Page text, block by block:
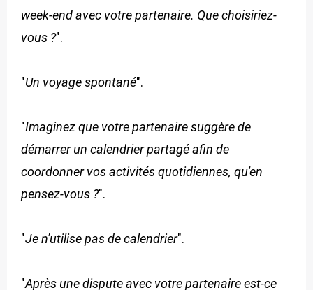
week-end avec votre partenaire. Que choisiriez-
vous ?".
"Un voyage spontané".
"Imaginez que votre partenaire suggère de
démarrer un calendrier partagé afin de
coordonner vos activités quotidiennes, qu'en
pensez-vous ?".
"Je n'utilise pas de calendrier".
"Après une dispute avec votre partenaire est-ce